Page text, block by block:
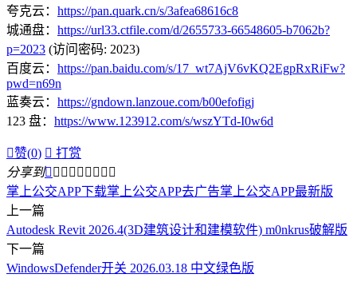
夸克云： https://pan.quark.cn/s/3afea68616c8
城通盘： https://url33.ctfile.com/d/2655733-66548605-b7062b?
p=2023 (访问密码: 2023)
百度云： https://pan.baidu.com/s/17_wt7AjV6vKQ2EgpRxRiFw?
pwd=n69n
蓝奏云： https://gndown.lanzoue.com/b00efofigj
123 盘： https://www.123912.com/s/wszYTd-I0w6d
赞(0)  打赏
分享到        
掌上公交APP下载掌上公交APP去广告掌上公交APP最新版
上一篇
Autodesk Revit 2026.4(3D建筑设计和建模软件) m0nkrus破解版
下一篇
WindowsDefender开关 2026.03.18 中文绿色版